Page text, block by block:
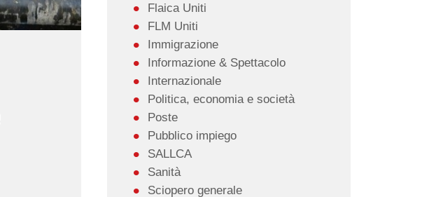
Flaica Uniti
FLM Uniti
Immigrazione
Informazione & Spettacolo
Internazionale
Politica, economia e società
Poste
Pubblico impiego
SALLCA
Sanità
Sciopero generale